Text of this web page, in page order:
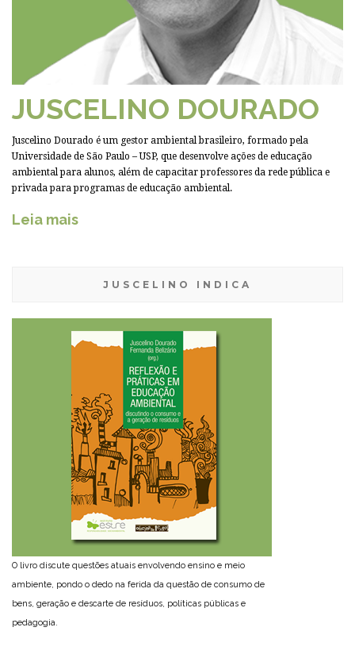
JUSCELINO DOURADO
Juscelino Dourado é um gestor ambiental brasileiro, formado pela
Universidade de São Paulo – USP, que desenvolve ações de educação
ambiental para alunos, além de capacitar professores da rede pública e
privada para programas de educação ambiental.
Leia mais
JUSCELINO INDICA
O livro discute questões atuais envolvendo ensino e meio
ambiente, pondo o dedo na ferida da questão de consumo de
bens, geração e descarte de resíduos, políticas públicas e
pedagogia.